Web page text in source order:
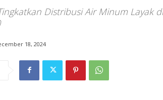
Distribusi Air Minum Layak
18, 2024